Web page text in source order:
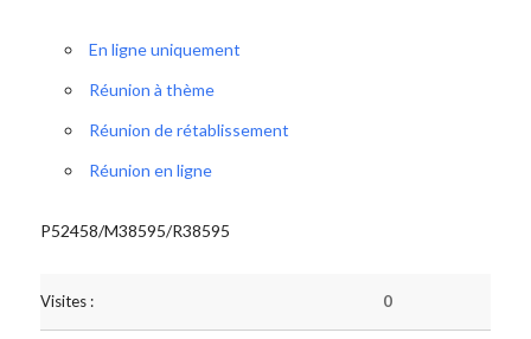
En ligne uniquement
Réunion à thème
Réunion de rétablissement
Réunion en ligne
P52458/M38595/R38595
Visites : 0